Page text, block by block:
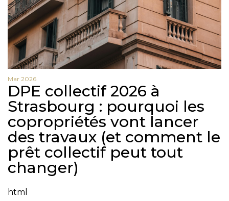
Mar 2026
DPE collectif 2026 à
Strasbourg : pourquoi les
copropriétés vont lancer
des travaux (et comment le
prêt collectif peut tout
changer)
html